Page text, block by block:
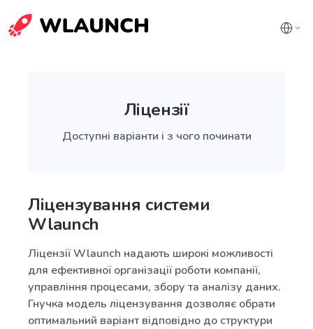
Ліцензії
Доступні варіанти і з чого починати
Ліцензування системи
Wlaunch
Ліцензії Wlaunch надають широкі можливості
для ефективної організації роботи компанії,
управління процесами, збору та аналізу даних.
Гнучка модель ліцензування дозволяє обрати
оптимальний варіант відповідно до структури